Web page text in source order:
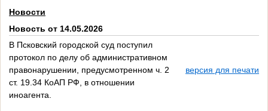
Новости
Новость от 14.05.2026
В Псковский городской суд поступил
протокол по делу об административном
правонарушении, предусмотренном ч. 2
ст. 19.34 КоАП РФ, в отношении
иноагента.
версия для печати